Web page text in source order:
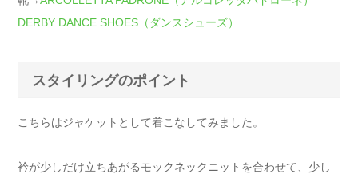
DERBY DANCE SHOES（ダンスシューズ）
スタイリングのポイント
こちらはジャケットとして着こなしてみました。
衿が少しだけ立ちあがるモックネックニットを合わせて、少し